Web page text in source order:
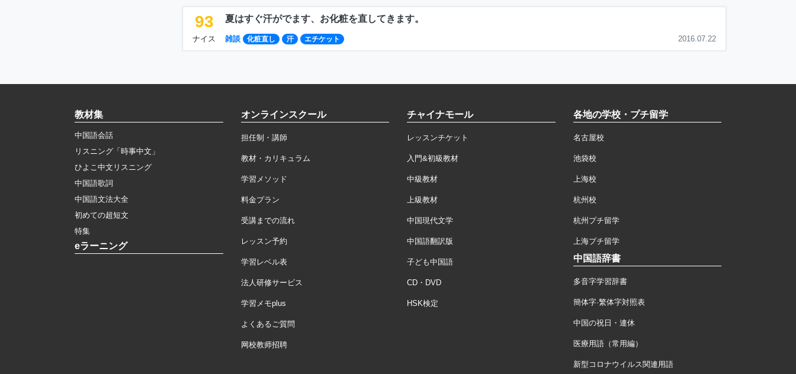
93
ナイス
夏はすぐ汗がでます、お化粧を直してきます。
雑談 化粧直し 汗 エチケット 2016.07.22
教材集
中国語会話
リスニング「時事中文」
ひよこ中文リスニング
中国語歌詞
中国語文法大全
初めての超短文
特集
eラーニング
オンラインスクール
担任制・講師
教材・カリキュラム
学習メソッド
料金プラン
受講までの流れ
レッスン予約
学習レベル表
法人研修サービス
学習メモplus
よくあるご質問
网校教师招聘
チャイナモール
レッスンチケット
入門&初級教材
中級教材
上級教材
中国現代文学
中国語翻訳版
子ども中国語
CD・DVD
HSK検定
各地の学校・プチ留学
名古屋校
池袋校
上海校
杭州校
杭州プチ留学
上海プチ留学
中国語辞書
多音字学習辞書
簡体字·繁体字対照表
中国の祝日・連休
医療用語（常用編）
新型コロナウイルス関連用語